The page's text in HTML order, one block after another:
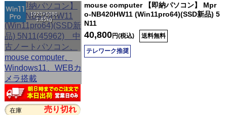
1920×1080
1.45kg
在庫 売り切れ
mouse computer 【即納パソコン】 Mpr
o-NB420HW11 (Win11pro64)(SSD新品) 5
N11
40,800円(税込) 送料無料
テレワーク推奨